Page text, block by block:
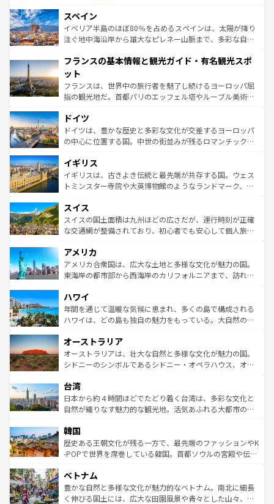
ろん、トスカーナの美しい田園風景やアマルフィ海岸の絶
景など、自然景観も見逃せない。観光の合間には、本場の
ピザやパスタなど、絶品のイタリア料理を堪能することも
ませてくれるイタリアで、忘れられない旅をしてみよう！
なお、新着のイタリア情報は
しい。
スペイン
イベリア半島のほぼ80％を占めるスペインは、太陽が降り
注ぐ地中海沿岸から雄大なピレネー山脈まで、多彩な自然
文化が根付くこの国では、情熱的なフラメンコ、熱気あふ
れる闘牛、そして美味しいタパスが生活の一部となってい
る。首都マドリードの洗練された雰囲気や、バルセロナの
アートに溢れた街角から、地方では古代ローマ遺跡や中世
せる。地方によって風土や気候が異なるスペインはその個
性で訪れる人を魅了する。 なお、新着のスペイン情報は コ
ンテンツ一覧を参照してほしい。
フランスの基本情報と観光ガイド・有名観光スポ
ット
フランスは、世界中の旅行者を魅了し続けるヨーロッパ屈
指の観光地だ。首都パリのエッフェル塔やルーブル美術館
で、幅広い魅力が詰まっている。華麗な宮殿、歴史的な大
聖堂、美しいビーチ、そして豊かな自然が、訪れる者を心
から魅了する。また、フランスは美食の国としても知ら
いる。シャンパンの発祥地であるランス、プロヴァンスの
香り高いラベンダー畑など、多彩な楽しみ方が可能だ。さ
らに、パリ以外の地域にも魅力が溢れており、どの街角に
れる地方に足を運ぶとそれぞれで全く異なる文化を体験で
きるだろう。 なお、新着のフランス情報はコンテンツ一覧
を参照してほしい。
ドイツ
ドイツは、豊かな歴史と多彩な文化が交差するヨーロッパ
の中心に位置する国。中世の街並みが残るロマンチック街
顔を持つこの国は、どこを歩いても飽きることがない。ベ
ルリンの文化的活気、バイエルン州のアルプスの絶景、そ
してライン川沿いのワイン畑といった風景は必見。ビール
は、お酒好きな人にはぜひ体験してほしい。 なお、新着の
ドイツ情報はコンテンツ一覧を参照してほしい。
イギリス
イギリスは、古きよき伝統と最先端が共存する国。ウェス
トミンスター寺院や大英博物館のようなランドマーク、歴
リアごとに異なる魅力がある。また、優雅なアフタヌーン
ティー、ビール好きにはたまらない英国パブ、サッカー観
戦など、本場だからこそできる体験も豊富。イギリスを旅
ンツ一覧を参照してほしい。
スイス
スイスの国土面積は九州ほどの広さだが、運行時刻が正確
な交通網が整備されており、初心者でも安心して個人旅行
の建物がそのまま残る町や、スイスならではのユニークな
博物館もあり、アルプス観光だけでなく町歩きも満喫する
ことができる。国民の所得が高いため物価も高いが、旅行
ば市内交通費無料で観光を楽しむこともできる。 なお、新
着のスイス情報はコンテンツ一覧 を参照してほしい。
アメリカ
アメリカ合衆国は、広大な土地と多様な文化が魅力の国。
東海岸の都市部から西海岸のカリフォルニアまで、訪れる
のような巨大都市は、観光、ショッピング、エンターテイ
ンメントが詰まった刺激的なスポットだ。一方、アメリカ
西部には大自然が広がり、グランドキャニオンやイエロー
部のニューオーリンズでは、音楽と美食が融合した独特の
文化が魅力。旅行者はアメリカの各地域で異なる魅力を楽
しみながら、その多様性と豊かな歴史を感じることができ
ならではの贅沢な旅のスタイルだ。 なお、新着のアメリカ
情報はコンテンツ一覧を参照してほしい。
ハワイ
年間を通じて温暖な気候に恵まれ、多くの島で構成される
ハワイは、どの島も独自の魅力をもっている。大自然の神
ワイ島は見逃せない。また、定番の観光地といえばオアフ
島だが、静かな自然を求めるならマウイ島やカウアイ島が
おすすめ。エメラルドグリーンに輝く海をはじめ、豊かな
れるおもてなしの心で訪れる人々を迎えてくれるハワイの
人々、おいしいローカルフードやハワイアンミュージッ
ク、伝統的なフラダンスなど、すべてがハワイの魅力を彩
ワイを、存分に味わってほしい。 なお、新着のハワイ情報
はコンテンツ一覧を参照してほしい。
オーストラリア
オーストラリアは、壮大な自然と多様な文化が魅力の国。
シドニーのシンボルであるシドニー・オペラハウス、オー
リアリーフや大陸中央部にそびえるウルル（エアーズロッ
ク）、タスマニアの美しい原生林やケアンズの熱帯雨林な
ど、見どころがたくさん。また、カフェやワイン、オージ
いる。アクティビティも充実しており、サーフィンやダイ
ビング、ハイキングなど、アウトドア好きにはたまらな
い。オーストラリアの多彩な魅力を存分に味わいつくそ
参照してほしい。
台湾
日本から約４時間ほどでたどり着く台湾は、多彩な文化と
自然が織りなす魅力的な観光地。活気あふれる大都市の台
ン）、静ひつな山岳地帯である台湾東部など、都市の喧騒
と山間の静けさが共存しており、訪れる人に新しい発見と
驚きをもたらしてくれる。また、奥深い台湾の食文化も魅
容にもいいと評判のスイーツなど、バラエティ豊かな料理
が味わえる。 なお、新着の台湾情報は コンテンツ一覧を参
照してほしい。
韓国
歴史ある王朝文化が残る一方で、最先端のファッションやK
-POPで世界を席巻している韓国。首都ソウルの宮殿や伝統
き、地方に足を延ばせば四季折々の自然美を楽しむことが
できる。そして、キムチや焼肉、絶品のストリートフード
まで、さまざまな韓国料理が待っている。夜には、韓国な
ベトナム
豊かな自然と多様な文化が魅力的なベトナム。南北に細長
く伸びる国土には、広大な田園風景や青々とした山々、世